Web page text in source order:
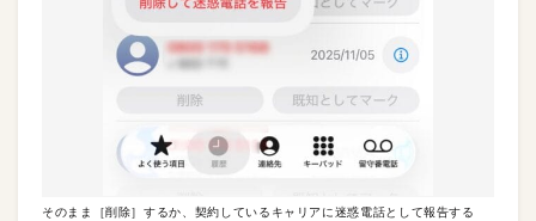
そのまま［削除］するか、契約しているキャリアに迷惑電話として報告する